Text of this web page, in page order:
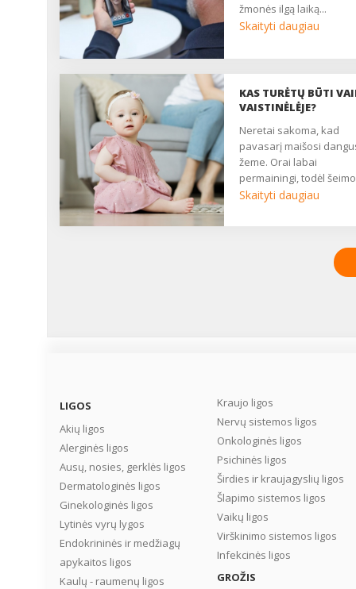
žmonės ilgą laiką...
Skaityti daugiau
KAS TURĖTŲ BŪTI
VAISTINĖLĖJE?
Neretai sakoma, kad
pavasarį maišosi
žeme. Orai labai
permainingi, todėl
kuriose yra vaikų,
todėl namų vaistinėlėje
naudinga turėti ir kitų
Skaityti daugiau
LIGOS
Akių ligos
Alerginės ligos
Ausų, nosies, gerklės ligos
Dermatologinės ligos
Ginekologinės ligos
Lytinės vyrų lygos
Endokrininės ir medžiagų
apykaitos ligos
Kaulų - raumenų ligos
Kraujo ligos
Nervų sistemos ligos
Onkologinės ligos
Psichinės ligos
Širdies ir kraujagyslių ligos
Šlapimo sistemos ligos
Vaikų ligos
Virškinimo sistemos ligos
Infekcinės ligos
GROŽIS